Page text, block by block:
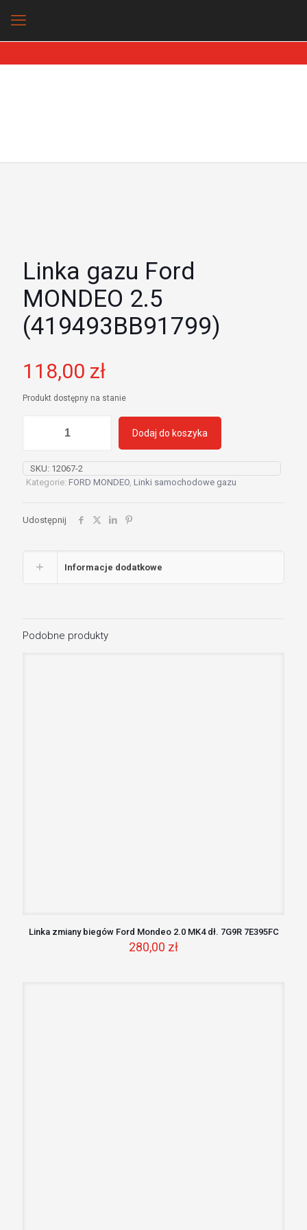
Linka gazu Ford
MONDEO 2.5
(419493BB91799)
118,00 zł
Produkt dostępny na stanie
Ford
MONDEO
2.5
Dodaj do koszyka
SKU: 12067-2
Kategorie: FORD MONDEO, Linki samochodowe gazu
Udostępnij
Informacje dodatkowe
Podobne produkty
Linka zmiany biegów Ford Mondeo 2.0 MK4 dł. 7G9R 7E395FC
280,00 zł